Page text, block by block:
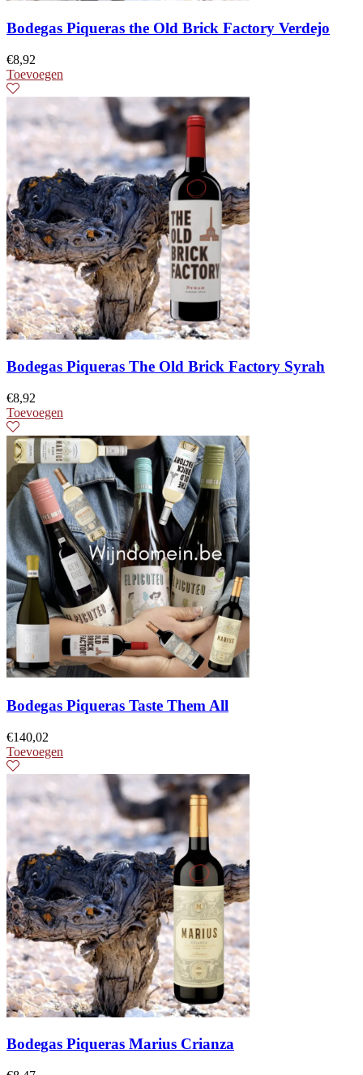
Bodegas Piqueras the Old Brick Factory Verdejo
€8,92
Toevoegen
Bodegas Piqueras The Old Brick Factory Syrah
€8,92
Toevoegen
Bodegas Piqueras Taste Them All
€140,02
Toevoegen
Bodegas Piqueras Marius Crianza